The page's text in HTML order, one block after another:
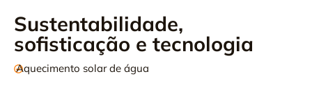
Sustentabilidade,
sofisticação e tecnologia
Aquecimento solar de água